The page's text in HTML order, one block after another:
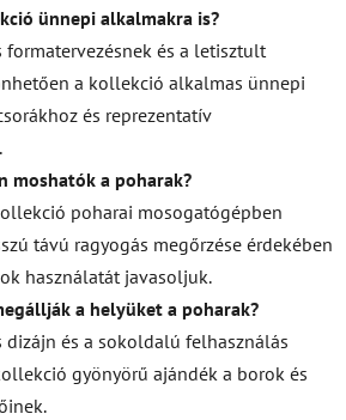
ünnepi alkalmakra is?
formatervezésnek és a letisztult
a kollekció alkalmas ünnepi
és reprezentatív
moshatók a poharak?
poharai mosogatógépben
távú ragyogás megőrzése érdekében
használatát javasoljuk.
a helyüket a poharak?
dizájn és a sokoldalú felhasználás
gyönyörű ajándék a borok és